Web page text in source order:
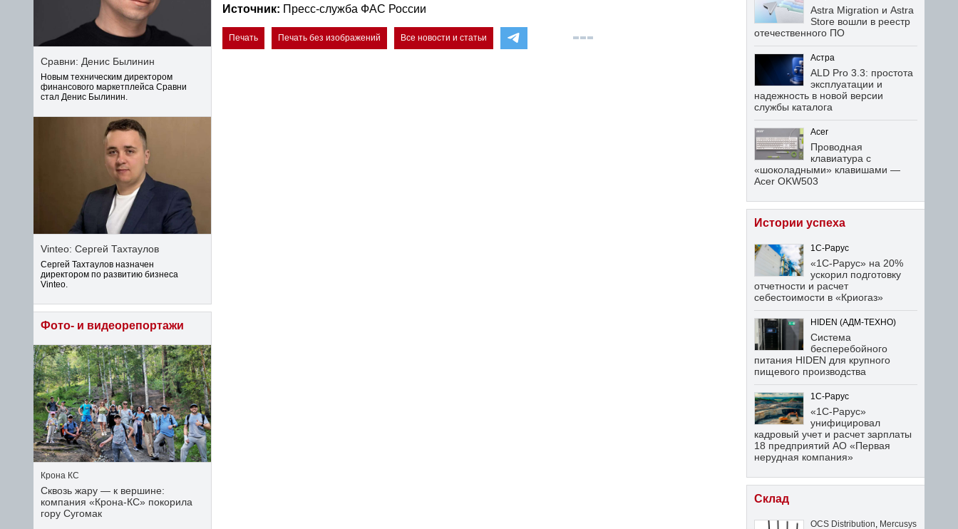
Источник: Пресс-служба ФАС России
Печать Печать без изображений Все новости и статьи
Сравни: Денис Былинин
Новым техническим директором
финансового маркетплейса Сравни
стал Денис Былинин.
Vinteo: Сергей Тахтаулов
Сергей Тахтаулов назначен
директором по развитию бизнеса
Vinteo.
Фото- и видеорепортажи
Крона КС
Сквозь жару — к вершине:
компания «Крона‑КС» покорила
гору Сугомак
Astra Migration и Astra
Store вошли в реестр
отечественного ПО
Астра
ALD Pro 3.3: простота
эксплуатации и
надежность в новой версии
службы каталога
Acer
Проводная
клавиатура с
«шоколадными» клавишами —
Acer OKW503
Истории успеха
1С-Рарус
«1С-Рарус» на 20%
ускорил подготовку
отчетности и расчет
себестоимости в «Криогаз»
HIDEN (АДМ-ТЕХНО)
Система
бесперебойного
питания HIDEN для крупного
пищевого производства
1С-Рарус
«1С-Рарус»
унифицировал
кадровый учет и расчет зарплаты
18 предприятий АО «Первая
нерудная компания»
Склад
OCS Distribution Mercusys